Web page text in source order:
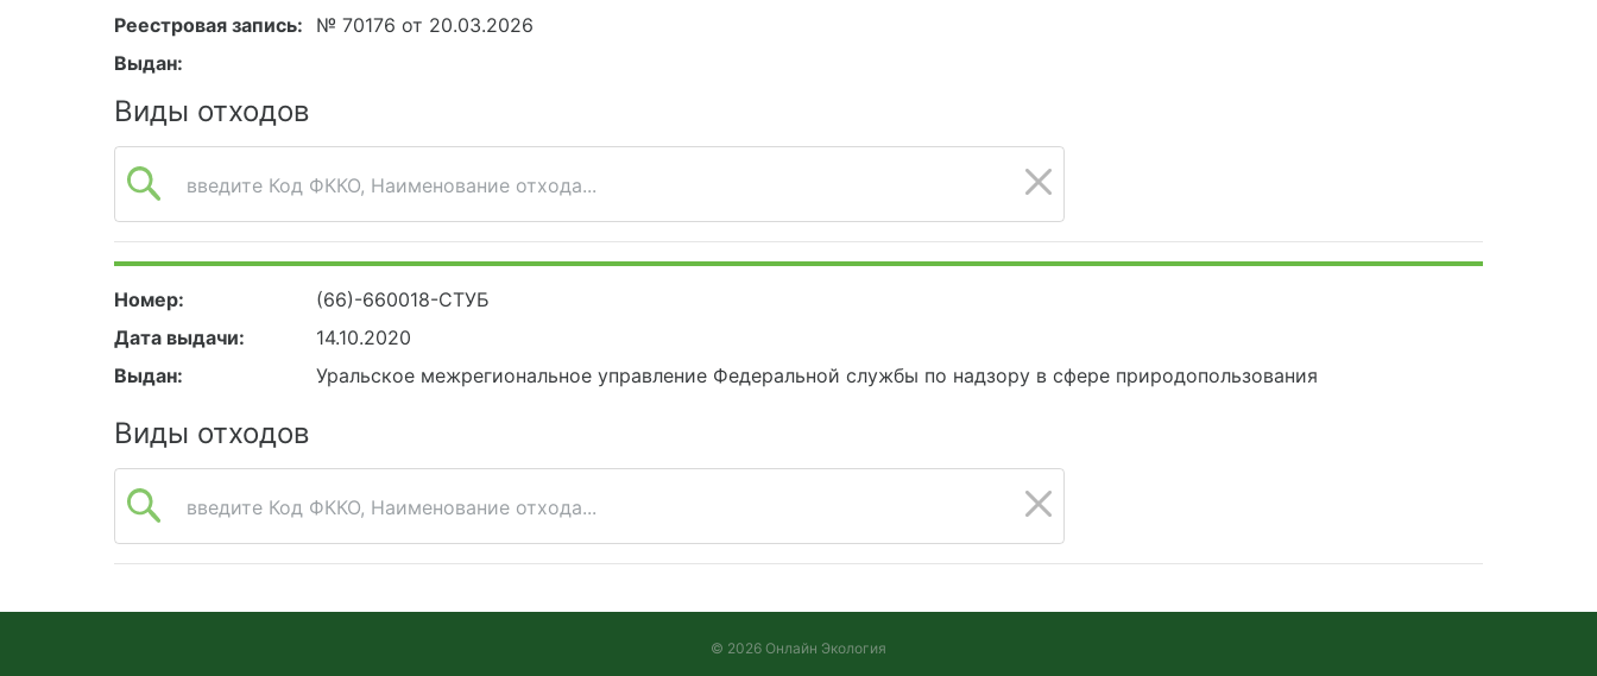
Реестровая запись:
№ 70176 от 20.03.2026
Выдан:
Виды отходов
введите Код ФККО, Наименование отхода...
Номер:
(66)-660018-СТУБ
Дата выдачи:
14.10.2020
Выдан:
Уральское межрегиональное управление Федеральной службы по надзору в сфере природопользования
Виды отходов
введите Код ФККО, Наименование отхода...
© 2026 Онлайн Экология